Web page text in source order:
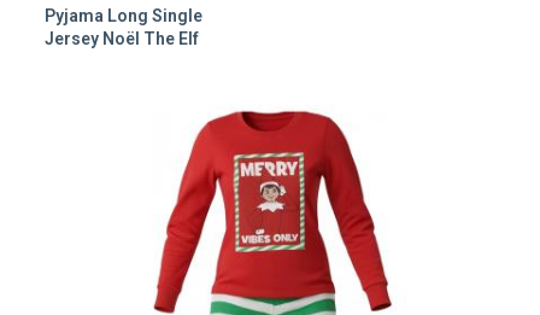
Pyjama Long Single
Jersey Noël The Elf